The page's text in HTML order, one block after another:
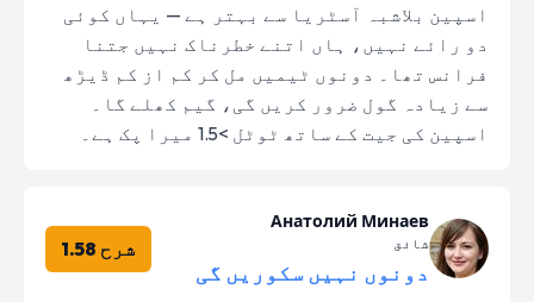
اسپین بلاشبہ آسٹریا سے بہتر ہے — یہاں کوئی
دو رائے نہیں، ہاں اتنے خطرناک نہیں جتنا
فرانس تھا۔ دونوں ٹیمیں مل کر کم از کم ڈیڑھ
سے زیادہ گول ضرور کریں گی، گیم کھلے گا۔
اسپین کی جیت کے ساتھ ٹوٹل >1.5 میرا پک ہے۔
Анатолий Минаев
شائق
دونوں نہیں سکوریں گی
شرح 1.58